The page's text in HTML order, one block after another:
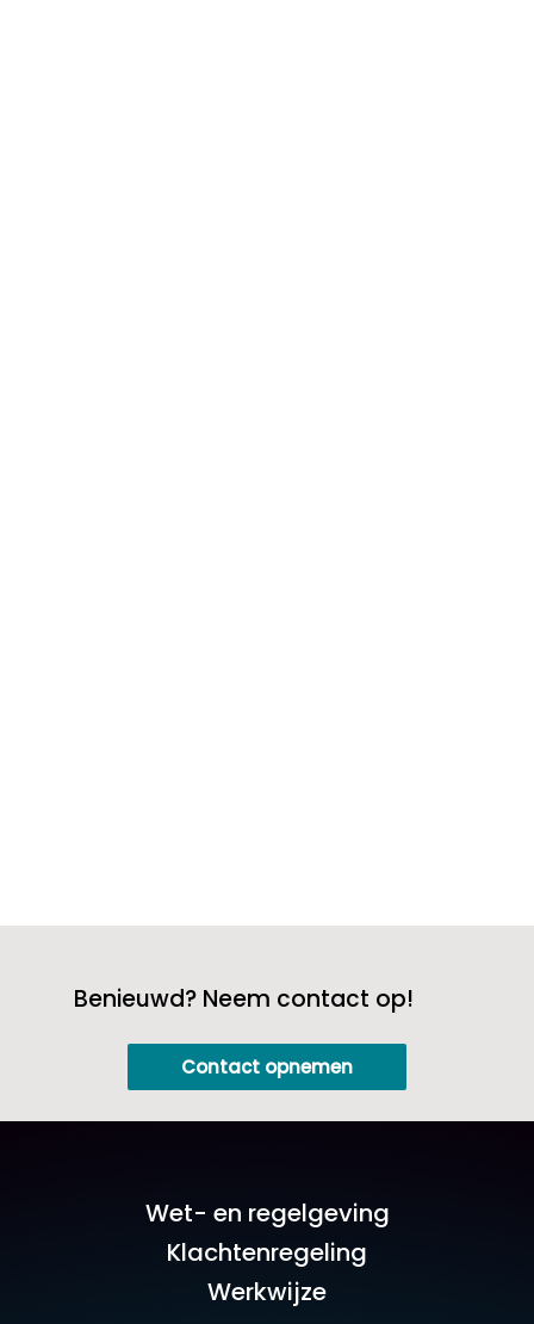
Benieuwd? Neem contact op!
Contact opnemen
Wet- en regelgeving
Klachtenregeling
Werkwijze